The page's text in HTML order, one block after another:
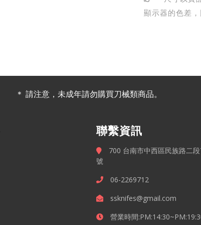
顯示器的色差
＊ 請注意，未成年請勿購買刀械類商品。
聯繫資訊
700 台南市中西區民族路二
號
06-2269712
ssknifes@gmail.com
營業時間